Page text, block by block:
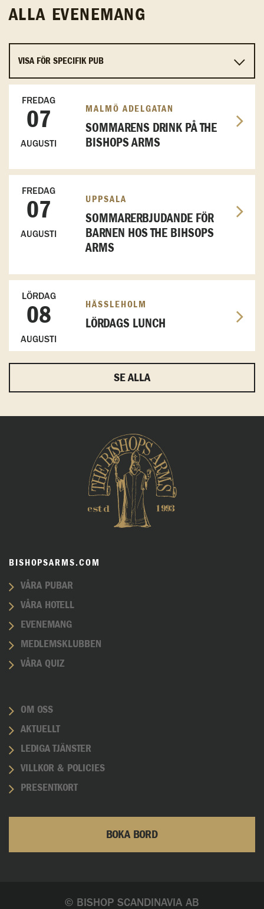
ALLA EVENEMANG
FREDAG
07
AUGUSTI
MALMÖ ADELGATAN
SOMMARENS DRINK PÅ THE
BISHOPS ARMS
FREDAG
07
AUGUSTI
UPPSALA
SOMMARERBJUDANDE FÖR
BARNEN HOS THE BIHSOPS
ARMS
LÖRDAG
08
AUGUSTI
HÄSSLEHOLM
LÖRDAGS LUNCH
SE ALLA
BISHOPSARMS.COM
VÅRA PUBAR
VÅRA HOTELL
EVENEMANG
MEDLEMSKLUBBEN
VÅRA QUIZ
OM OSS
AKTUELLT
LEDIGA TJÄNSTER
VILLKOR & POLICIES
PRESENTKORT
BOKA BORD
© BISHOP SCANDINAVIA AB